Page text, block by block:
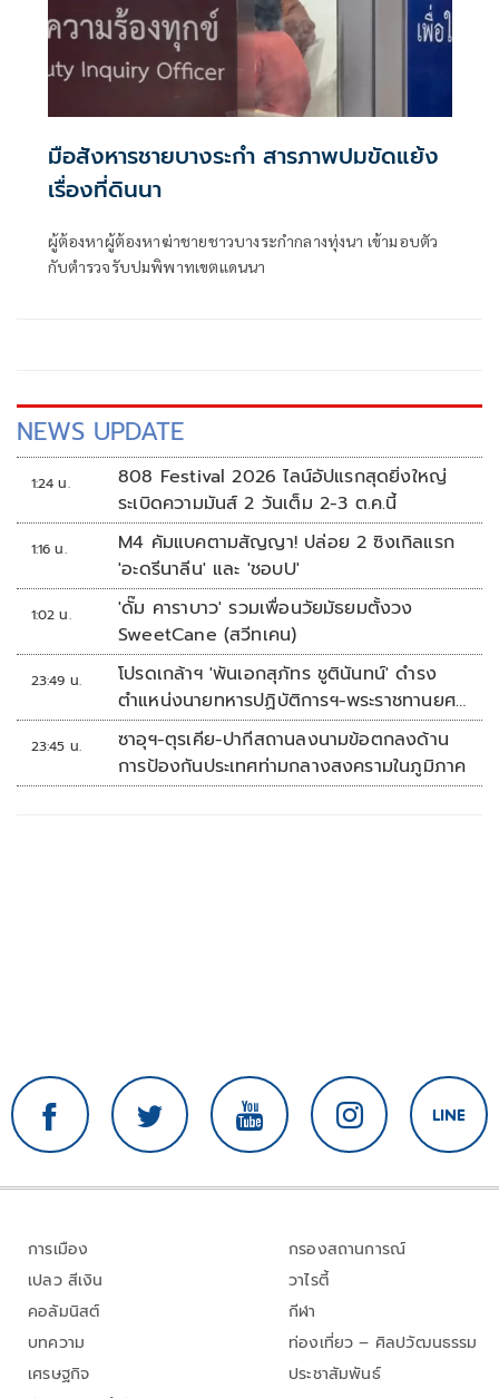
มือสังหารชายบางระกำ สารภาพปมขัดแย้ง
เรื่องที่ดินนา
ผู้ต้องหาผู้ต้องหาฆ่าชายชาวบางระกำกลางทุ่งนา เข้ามอบตัว
กับตำรวจรับปมพิพาทเขตแดนนา
NEWS UPDATE
1:24 น.
808 Festival 2026 ไลน์อัปแรกสุดยิ่งใหญ่
ระเบิดความมันส์ 2 วันเต็ม 2-3 ต.ค.นี้
1:16 น.
M4 คัมแบคตามสัญญา! ปล่อย 2 ซิงเกิลแรก
'อะดรีนาลีน' และ 'ชอบU'
1:02 น.
'ดั๊ม คาราบาว' รวมเพื่อนวัยมัธยมตั้งวง
SweetCane (สวีทเคน)
23:49 น.
โปรดเกล้าฯ 'พันเอกสุภัทร ชูตินันทน์' ดำรง
ตำแหน่งนายทหารปฏิบัติการฯ-พระราชทานยศ
'พลตรี'
23:45 น.
ซาอุฯ-ตุรเคีย-ปากีสถานลงนามข้อตกลงด้าน
การป้องกันประเทศท่ามกลางสงครามในภูมิภาค
การเมือง
เปลว สีเงิน
คอลัมนิสต์
บทความ
เศรษฐกิจ
กรองสถานการณ์
วาไรตี้
กีฬา
ท่องเที่ยว – ศิลปวัฒนธรรม
ประชาสัมพันธ์